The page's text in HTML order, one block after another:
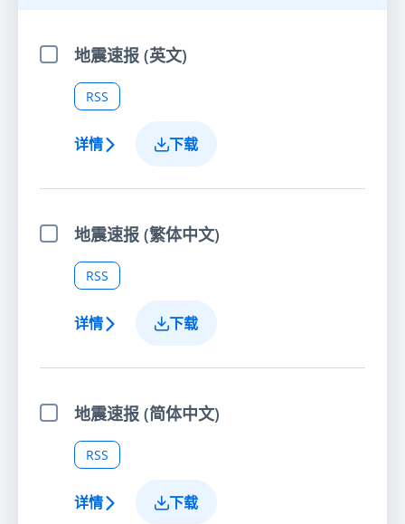
选择项目地震速报 (英文)
RSS
详情 下载
选择项目地震速报 (繁体中文)
RSS
详情 下载
选择项目地震速报 (简体中文)
RSS
详情 下载